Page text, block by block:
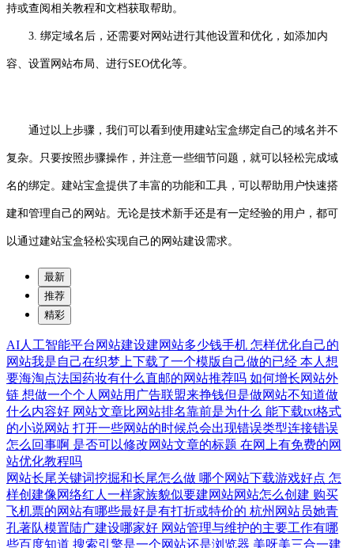
持或查阅相关教程和文档获取帮助。
3. 绑定域名后，还需要对网站进行其他设置和优化，如添加内
容、设置网站布局、进行SEO优化等。
通过以上步骤，我们可以看到使用建站宝盒绑定自己的域名并不
复杂。只要按照步骤操作，并注意一些细节问题，就可以轻松完成域
名的绑定。建站宝盒提供了丰富的功能和工具，可以帮助用户快速搭
建和管理自己的网站。无论是技术新手还是有一定经验的用户，都可
以通过建站宝盒轻松实现自己的网站建设需求。
最新
推荐
精彩
AI人工智能平台网站建设建网站多少钱手机 怎样优化自己的
网站我是自己在织梦上下载了一个模版自己做的已经 本人想
要海淘点法国药妆有什么直邮的网站推荐吗 如何增长网站外
链 想做一个个人网站用广告联盟来挣钱但是做网站不知道做
什么内容好 网站文章比网站排名靠前是为什么 能下载txt格式
的小说网站 打开一些网站的时候总会出现错误类型连接错误
怎么回事啊 是否可以修改网站文章的标题 在网上有免费的网
站优化教程吗
网站长尾关键词挖掘和长尾怎么做 哪个网站下载游戏好点 怎
样创建像网络红人一样家族貌似要建网站网站怎么创建 购买
飞机票的网站有哪些最好是有打折或特价的 杭州网站员她青
孔著队模置陆广建设哪家好 网站管理与维护的主要工作有哪
些百度知道 搜索引擎是一个网站还是浏览器 美呀美三合一建